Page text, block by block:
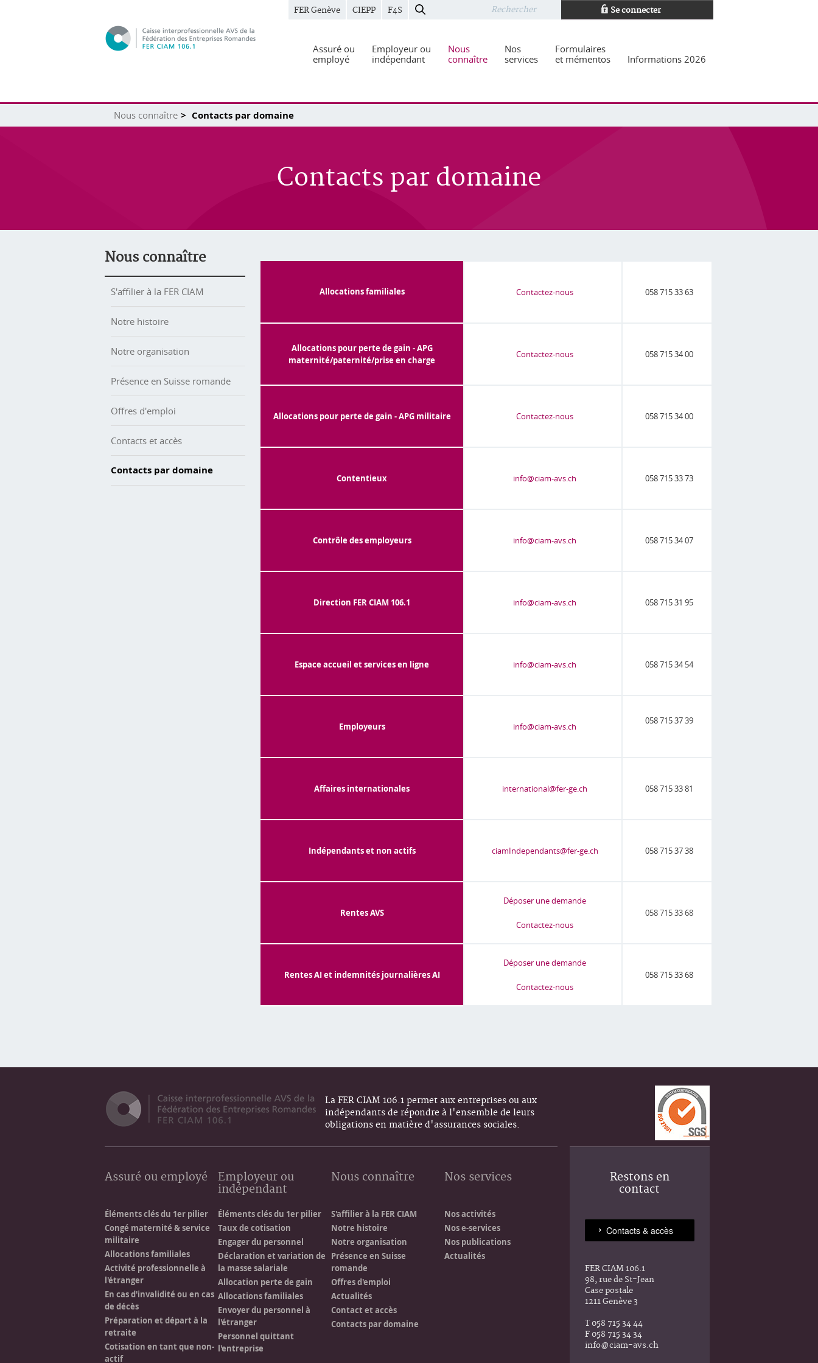
Se connecter
FER Genève CIEPP F4S
Assuré ou
employé
Employeur ou
indépendant
Nous
connaître
Nos
services
Formulaires
et mémentos
Informations 2026
Nous connaître Contacts par domaine
Contacts par domaine
Nous connaître
S'affilier à la FER CIAM
Notre histoire
Notre organisation
Présence en Suisse romande
Offres d'emploi
Contacts et accès
Contacts par domaine
Allocations familiales Contactez-nous 058 715 33 63
Allocations pour perte de gain - APG
maternité/paternité/prise en charge
Contactez-nous 058 715 34 00
Allocations pour perte de gain - APG militaire Contactez-nous 058 715 34 00
Contentieux info@ciam-avs.ch 058 715 33 73
Contrôle des employeurs info@ciam-avs.ch 058 715 34 07
Direction FER CIAM 106.1 info@ciam-avs.ch 058 715 31 95
Espace accueil et services en ligne info@ciam-avs.ch 058 715 34 54
Employeurs info@ciam-avs.ch
058 715 37 39
Affaires internationales international@fer-ge.ch 058 715 33 81
Indépendants et non actifs ciamIndependants@fer-ge.ch 058 715 37 38
Rentes AVS
Déposer une demande
Contactez-nous
058 715 33 68
Rentes AI et indemnités journalières AI
Déposer une demande
Contactez-nous
058 715 33 68
La FER CIAM 106.1 permet aux entreprises ou aux
indépendants de répondre à l'ensemble de leurs
obligations en matière d'assurances sociales.
Assuré ou employé
Éléments clés du 1er pilier
Congé maternité & service
militaire
Allocations familiales
Activité professionnelle à
l'étranger
En cas d'invalidité ou en cas
de décès
Préparation et départ à la
retraite
Cotisation en tant que non-
actif
Employeur ou
indépendant
Éléments clés du 1er pilier
Taux de cotisation
Engager du personnel
Déclaration et variation de
la masse salariale
Allocation perte de gain
Allocations familiales
Envoyer du personnel à
l'étranger
Personnel quittant
l'entreprise
Nous connaître
S'affilier à la FER CIAM
Notre histoire
Notre organisation
Présence en Suisse
romande
Offres d'emploi
Actualités
Contact et accès
Contacts par domaine
Nos services
Nos activités
Nos e-services
Nos publications
Actualités
Restons en
contact
FER CIAM 106.1
98, rue de St-Jean
Case postale
1211 Genève 3
T 058 715 34 44
F 058 715 34 34
info@ciam-avs.ch